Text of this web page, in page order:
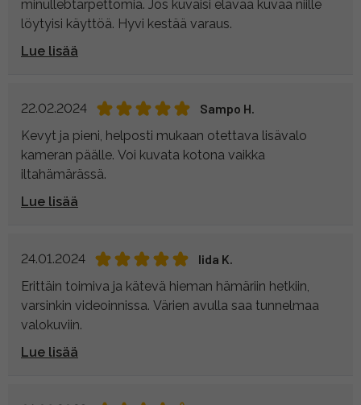
minullebtarpettomia. Jos kuvaisi elävää kuvaa niille
löytyisi käyttöä. Hyvi kestää varaus.
Lue lisää
22.02.2024
Sampo H.
Kevyt ja pieni, helposti mukaan otettava lisävalo
kameran päälle. Voi kuvata kotona vaikka
iltahämärässä.
Lue lisää
24.01.2024
Iida K.
Erittäin toimiva ja kätevä hieman hämäriin hetkiin,
varsinkin videoinnissa. Värien avulla saa tunnelmaa
valokuviin.
Lue lisää